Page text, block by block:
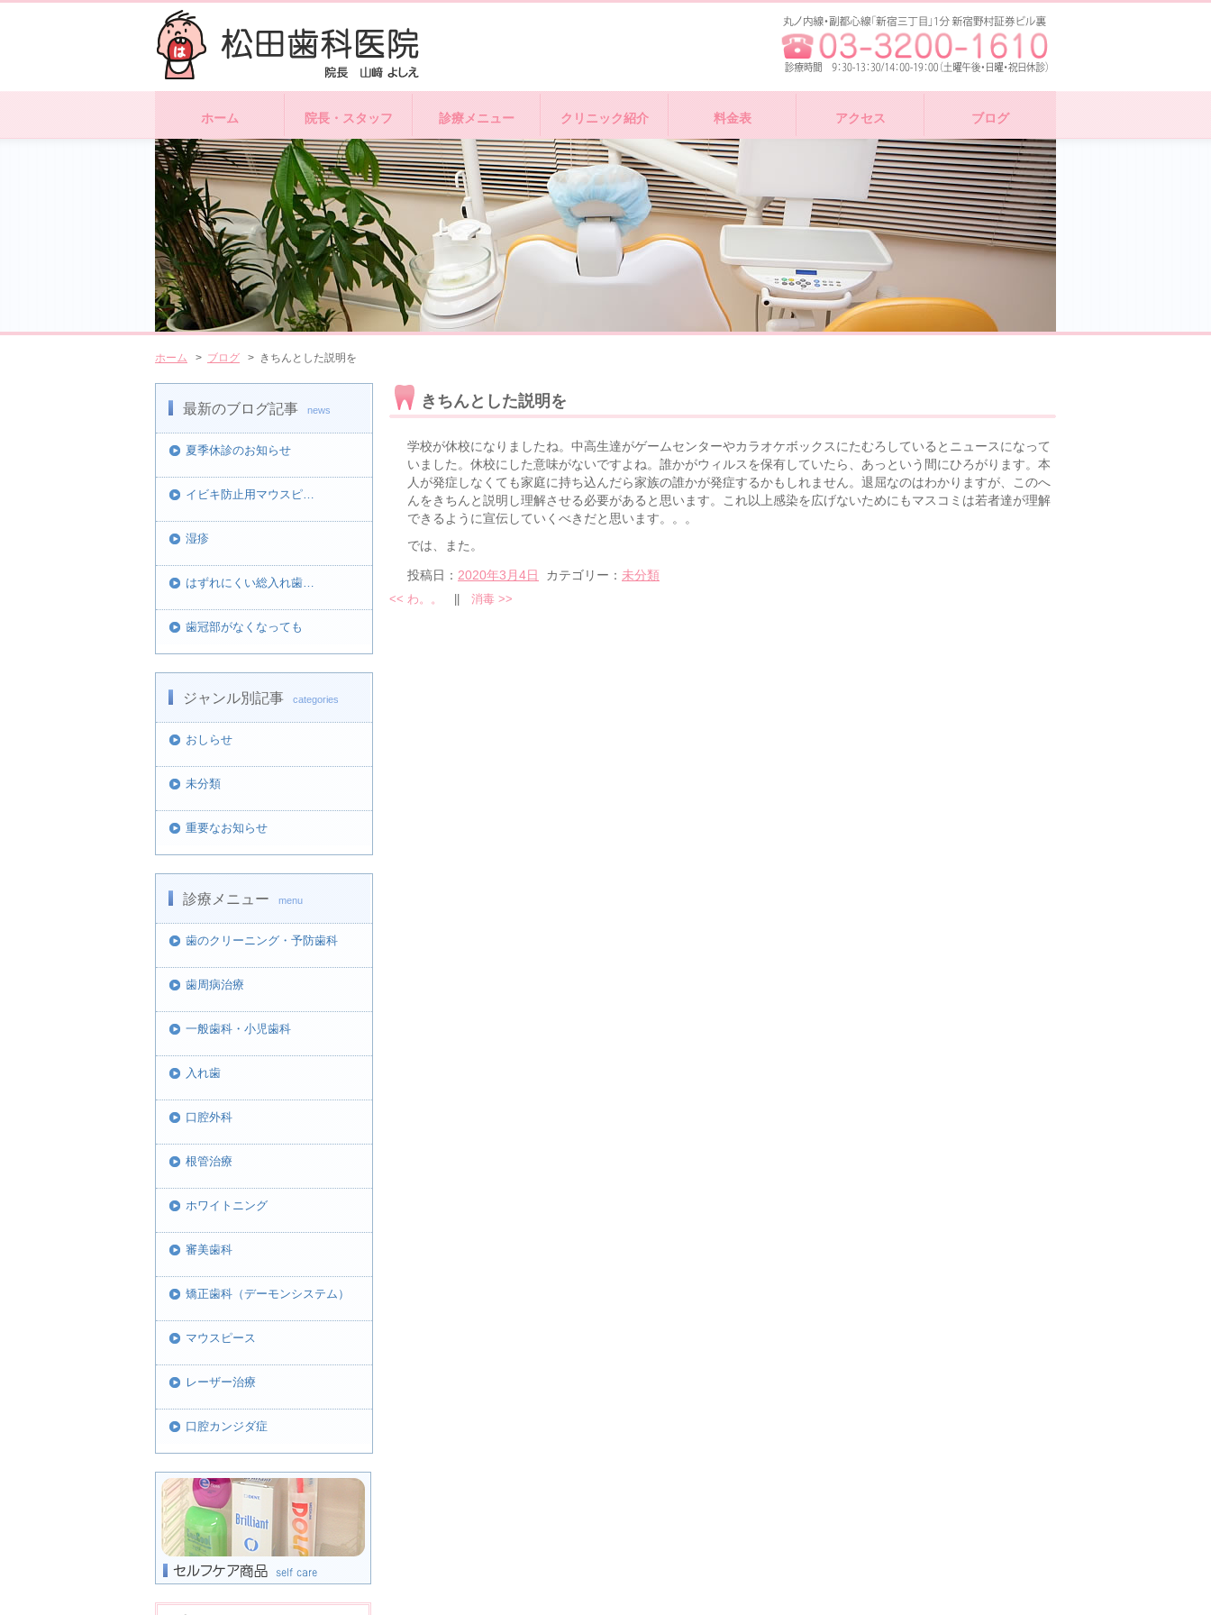
ホーム 院長・スタッフ 診療メニュー クリニック紹介 料金表 アクセス ブログ
最新のブログ記事 news
夏季休診のお知らせ
イビキ防止用マウスピ…
湿疹
はずれにくい総入れ歯…
歯冠部がなくなっても
ジャンル別記事 categories
おしらせ
未分類
重要なお知らせ
診療メニュー menu
歯のクリーニング・予防歯科
歯周病治療
一般歯科・小児歯科
入れ歯
口腔外科
根管治療
ホワイトニング
審美歯科
矯正歯科（デーモンシステム）
マウスピース
レーザー治療
口腔カンジダ症
ホーム > ブログ > きちんとした説明を
きちんとした説明を
学校が休校になりましたね。中高生達がゲームセンターやカラオケボックスにたむろしているとニュースになって
いました。休校にした意味がないですよね。誰かがウィルスを保有していたら、あっという間にひろがります。本
人が発症しなくても家庭に持ち込んだら家族の誰かが発症するかもしれません。退屈なのはわかりますが、このへ
んをきちんと説明し理解させる必要があると思います。これ以上感染を広げないためにもマスコミは若者達が理解
できるように宣伝していくべきだと思います。。。
では、また。
投稿日： 2020年3月4日 カテゴリー： 未分類
<< わ。。 消毒 >>